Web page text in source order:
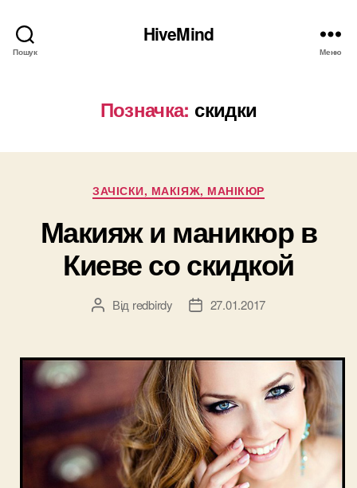
Пошук
HiveMind
Меню
Позначка: скидки
Категорії
ЗАЧІСКИ, МАКІЯЖ, МАНІКЮР
Макияж и маникюр в
Киеве со скидкой
Автор
Від redbirdy
Дата27.01.2017